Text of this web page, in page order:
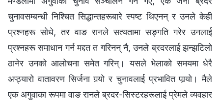
चुनावसम्बन्धी निश्चित सिद्धान्तहरूबारे स्पष्ट थिएनन् र उनले केही
प्रश्नहरू सोधे, तर वाङ रानले सत्यतामा सङ्गति गरेर उनलाई
प्रश्नहरू समाधान गर्न मद्दत त गरिनन् नै, उनले ब्रदरलाई झन्झटिलो
ठानेर उनको आलोचना समेत गरिन्। यसले भेलाको समयमा धेरै
अप्ठ्यारो वातावरण सिर्जना गर्‍यो र चुनावलाई प्रभावित पार्‍यो। मैले
एक अगुवाका रूपमा वाङ रानले ब्रदर-सिस्टरहरूलाई प्रेमले व्यवहार